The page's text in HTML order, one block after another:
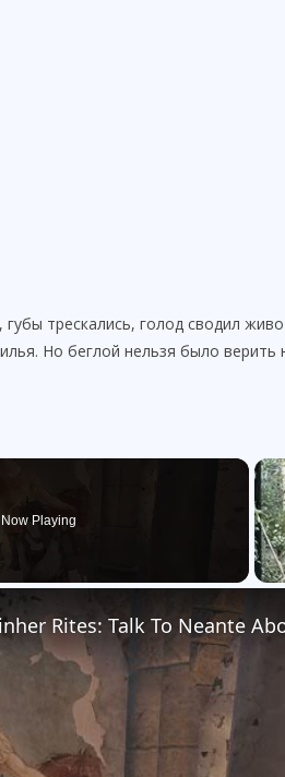
трескались, голод сводил
Но беглой нельзя было верить
Now Playing